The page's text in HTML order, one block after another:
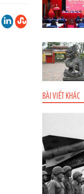
BÀI VIẾT KHÁC